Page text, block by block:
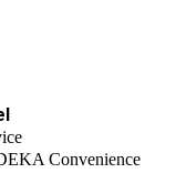
Convenience